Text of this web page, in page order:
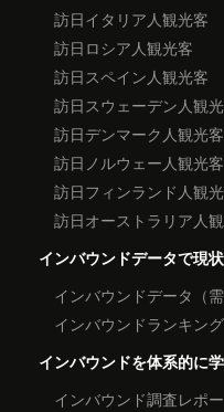
訪日イタリア人観光客
訪日ロシア人観光客
訪日スペイン人観光客
訪日スウェーデン人観
訪日デンマーク人観光客
訪日ノルウェー人観光客
訪日フィンランド人観
訪日オーストラリア人
インバウンドデータで現
インバウンドデータ（
インバウンドランキング
インバウンドを体系的に
インバウンド調査レポ